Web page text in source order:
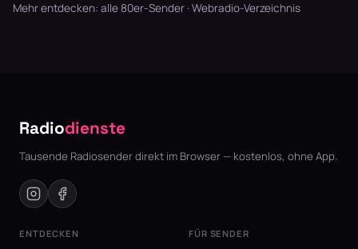
Mehr entdecken: alle 80er-Sender · Webradio-Verzeichnis
Radiodienste
Tausende Radiosender direkt im Browser — kostenlos, ohne App.
ENTDECKEN FÜR SENDER